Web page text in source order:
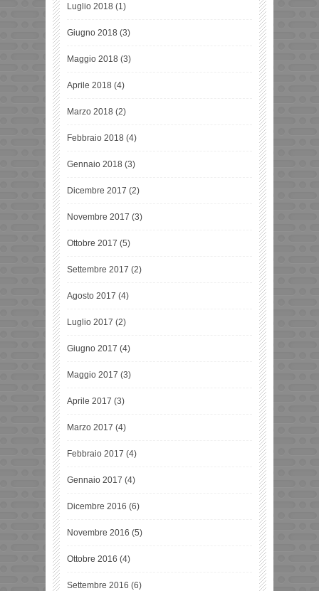
Luglio 2018 (1)
Giugno 2018 (3)
Maggio 2018 (3)
Aprile 2018 (4)
Marzo 2018 (2)
Febbraio 2018 (4)
Gennaio 2018 (3)
Dicembre 2017 (2)
Novembre 2017 (3)
Ottobre 2017 (5)
Settembre 2017 (2)
Agosto 2017 (4)
Luglio 2017 (2)
Giugno 2017 (4)
Maggio 2017 (3)
Aprile 2017 (3)
Marzo 2017 (4)
Febbraio 2017 (4)
Gennaio 2017 (4)
Dicembre 2016 (6)
Novembre 2016 (5)
Ottobre 2016 (4)
Settembre 2016 (6)